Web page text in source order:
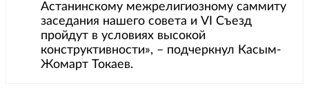
Астанинскому межрелигиозному саммиту
заседания нашего совета и VI Съезд
пройдут в условиях высокой
конструктивности», – подчеркнул Касым-
Жомарт Токаев.